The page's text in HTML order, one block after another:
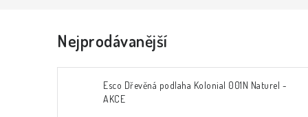
Nejprodávanější
Esco Dřevěná podlaha Kolonial 001N Naturel -
AKCE